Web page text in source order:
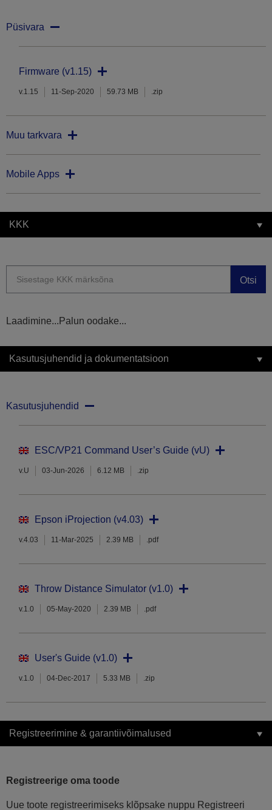
Püsivara
Firmware (v1.15)
v.1.15 11-Sep-2020 59.73 MB .zip
Muu tarkvara
Mobile Apps
KKK
Otsi
Laadimine...Palun oodake...
Kasutusjuhendid ja dokumentatsioon
Kasutusjuhendid
ESC/VP21 Command User’s Guide (vU)
v.U 03-Jun-2026 6.12 MB .zip
Epson iProjection (v4.03)
v.4.03 11-Mar-2025 2.39 MB .pdf
Throw Distance Simulator (v1.0)
v.1.0 05-May-2020 2.39 MB .pdf
User's Guide (v1.0)
v.1.0 04-Dec-2017 5.33 MB .zip
Registreerimine & garantiivõimalused
Registreerige oma toode
Uue toote registreerimiseks klõpsake nuppu Registreeri